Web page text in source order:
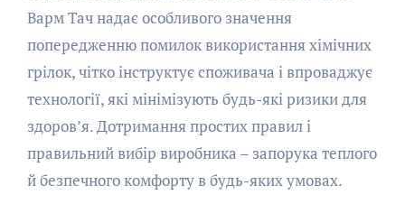
Варм Тач надає особливого значення
попередженню помилок використання хімічних
грілок, чітко інструктує споживача і впроваджує
технології, які мінімізують будь-які ризики для
здоров’я. Дотримання простих правил і
правильний вибір виробника – запорука теплого
й безпечного комфорту в будь-яких умовах.